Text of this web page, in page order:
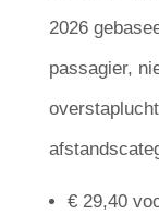
2026
passagier,
€ 29,40